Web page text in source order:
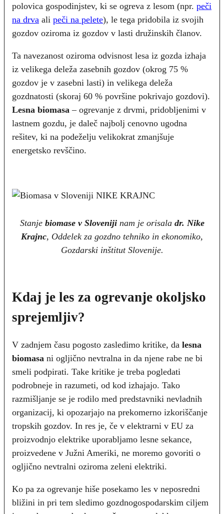
polovica gospodinjstev, ki se ogreva z lesom (npr. peči
na drva ali peči na pelete), le tega pridobila iz svojih
gozdov oziroma iz gozdov v lasti družinskih članov.
Ta navezanost oziroma odvisnost lesa iz gozda izhaja
iz velikega deleža zasebnih gozdov (okrog 75 %
gozdov je v zasebni lasti) in velikega deleža
gozdnatosti (skoraj 60 % površine pokrivajo gozdovi).
Lesna biomasa – ogrevanje z drvmi, pridobljenimi v
lastnem gozdu, je daleč najbolj cenovno ugodna
rešitev, ki na podeželju velikokrat zmanjšuje
energetsko revščino.
Stanje biomase v Slovenijinam je orisala dr. Nike
Krajnc, Oddelek za gozdno tehniko in ekonomiko,
Gozdarski inštitut Slovenije.
Kdaj je les za ogrevanje okoljsko
sprejemljiv?
V zadnjem času pogosto zasledimo kritike, da lesna
biomasa ni ogljično nevtralna in da njene rabe ne bi
smeli podpirati. Take kritike je treba pogledati
podrobneje in razumeti, od kod izhajajo. Tako
razmišljanje se je rodilo med predstavniki nevladnih
organizacij, ki opozarjajo na prekomerno izkoriščanje
tropskih gozdov. In res je, če v elektrarni v EU za
proizvodnjo elektrike uporabljamo lesne sekance,
proizvedene v Južni Ameriki, ne moremo govoriti o
ogljično nevtralni oziroma zeleni elektriki.
Ko pa za ogrevanje hiše posekamo les v neposredni
bližini in pri tem sledimo gozdnogospodarskim ciljem